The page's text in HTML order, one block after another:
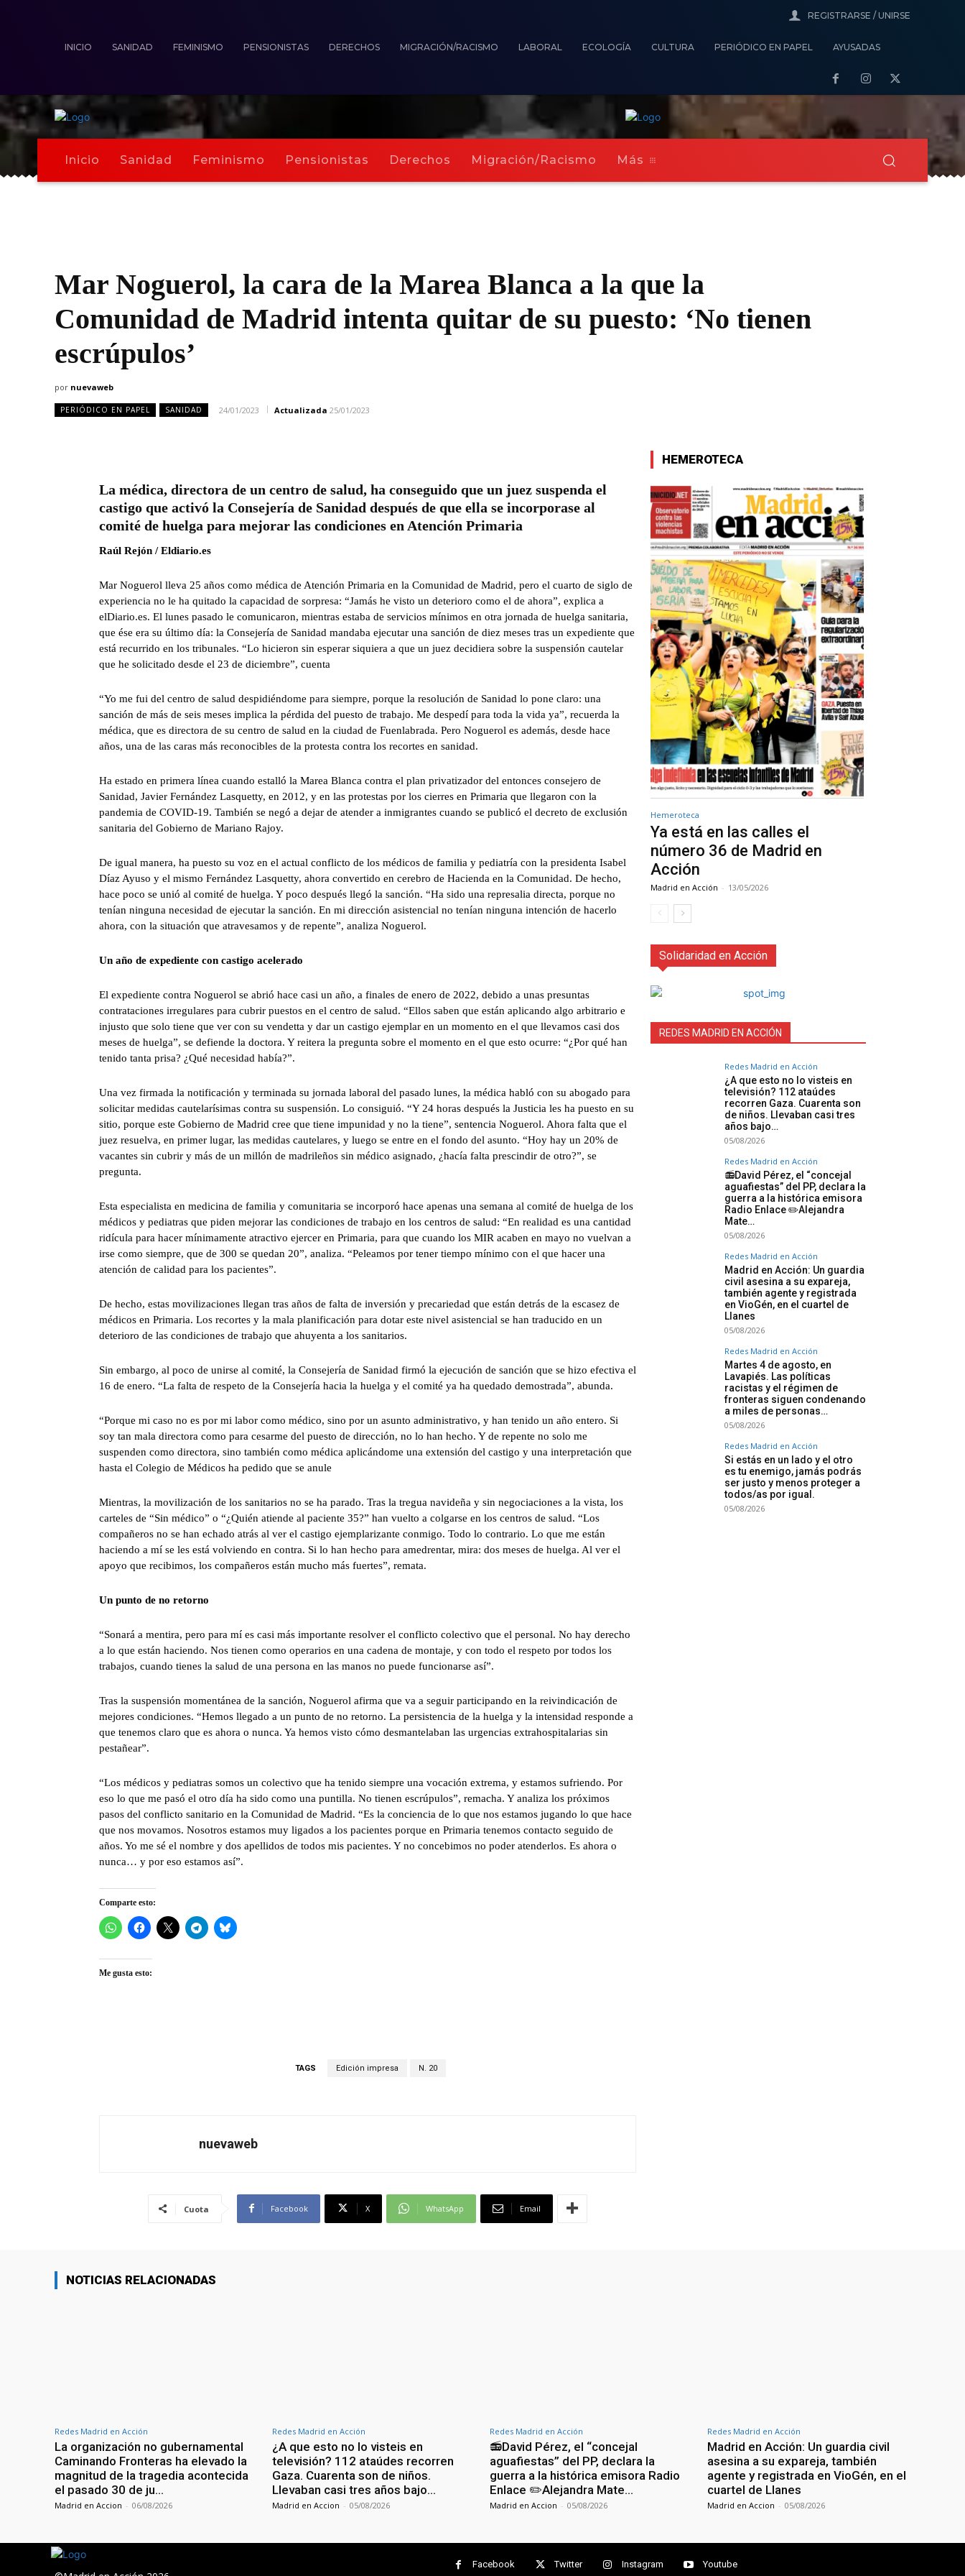
REGISTRARSE / UNIRSE
INICIO SANIDAD FEMINISMO PENSIONISTAS DERECHOS MIGRACIÓN/RACISMO LABORAL ECOLOGÍA CULTURA PERIÓDICO EN PAPEL AYUSADAS
Inicio Sanidad Feminismo Pensionistas Derechos Migración/Racismo Más
Mar Noguerol, la cara de la Marea Blanca a la que la
Comunidad de Madrid intenta quitar de su puesto: ‘No tienen
escrúpulos’
por nuevaweb
PERIÓDICO EN PAPEL SANIDAD 24/01/2023 Actualizada 25/01/2023
La médica, directora de un centro de salud, ha conseguido que un juez suspenda el
castigo que activó la Consejería de Sanidad después de que ella se incorporase al
comité de huelga para mejorar las condiciones en Atención Primaria
Raúl Rejón / Eldiario.es
Mar Noguerol lleva 25 años como médica de Atención Primaria en la Comunidad de Madrid, pero el cuarto de siglo de
experiencia no le ha quitado la capacidad de sorpresa: “Jamás he visto un deterioro como el de ahora”, explica a
elDiario.es. El lunes pasado le comunicaron, mientras estaba de servicios mínimos en otra jornada de huelga sanitaria,
que ése era su último día: la Consejería de Sanidad mandaba ejecutar una sanción de diez meses tras un expediente que
está recurrido en los tribunales. “Lo hicieron sin esperar siquiera a que un juez decidiera sobre la suspensión cautelar
que he solicitado desde el 23 de diciembre”, cuenta
“Yo me fui del centro de salud despidiéndome para siempre, porque la resolución de Sanidad lo pone claro: una
sanción de más de seis meses implica la pérdida del puesto de trabajo. Me despedí para toda la vida ya”, recuerda la
médica, que es directora de su centro de salud en la ciudad de Fuenlabrada. Pero Noguerol es además, desde hace
años, una de las caras más reconocibles de la protesta contra los recortes en sanidad.
Ha estado en primera línea cuando estalló la Marea Blanca contra el plan privatizador del entonces consejero de
Sanidad, Javier Fernández Lasquetty, en 2012, y en las protestas por los cierres en Primaria que llegaron con la
pandemia de COVID-19. También se negó a dejar de atender a inmigrantes cuando se publicó el decreto de exclusión
sanitaria del Gobierno de Mariano Rajoy.
De igual manera, ha puesto su voz en el actual conflicto de los médicos de familia y pediatría con la presidenta Isabel
Díaz Ayuso y el mismo Fernández Lasquetty, ahora convertido en cerebro de Hacienda en la Comunidad. De hecho,
hace poco se unió al comité de huelga. Y poco después llegó la sanción. “Ha sido una represalia directa, porque no
tenían ninguna necesidad de ejecutar la sanción. En mi dirección asistencial no tenían ninguna intención de hacerlo
ahora, con la situación que atravesamos y de repente”, analiza Noguerol.
Un año de expediente con castigo acelerado
El expediente contra Noguerol se abrió hace casi un año, a finales de enero de 2022, debido a unas presuntas
contrataciones irregulares para cubrir puestos en el centro de salud. “Ellos saben que están aplicando algo arbitrario e
injusto que solo tiene que ver con su vendetta y dar un castigo ejemplar en un momento en el que llevamos casi dos
meses de huelga”, se defiende la doctora. Y reitera la pregunta sobre el momento en el que esto ocurre: “¿Por qué han
tenido tanta prisa? ¿Qué necesidad había?”.
Una vez firmada la notificación y terminada su jornada laboral del pasado lunes, la médica habló con su abogado para
solicitar medidas cautelarísimas contra su suspensión. Lo consiguió. “Y 24 horas después la Justicia les ha puesto en su
sitio, porque este Gobierno de Madrid cree que tiene impunidad y no la tiene”, sentencia Noguerol. Ahora falta que el
juez resuelva, en primer lugar, las medidas cautelares, y luego se entre en el fondo del asunto. “Hoy hay un 20% de
vacantes sin cubrir y más de un millón de madrileños sin médico asignado, ¿hacía falta prescindir de otro?”, se
pregunta.
Esta especialista en medicina de familia y comunitaria se incorporó hace apenas una semana al comité de huelga de los
médicos y pediatras que piden mejorar las condiciones de trabajo en los centros de salud: “En realidad es una cantidad
ridícula para hacer mínimamente atractivo ejercer en Primaria, para que cuando los MIR acaben en mayo no vuelvan a
irse como siempre, que de 300 se quedan 20”, analiza. “Peleamos por tener tiempo mínimo con el que hacer una
atención de calidad para los pacientes”.
De hecho, estas movilizaciones llegan tras años de falta de inversión y precariedad que están detrás de la escasez de
médicos en Primaria. Los recortes y la mala planificación para dotar este nivel asistencial se han traducido en un
deterioro de las condiciones de trabajo que ahuyenta a los sanitarios.
Sin embargo, al poco de unirse al comité, la Consejería de Sanidad firmó la ejecución de sanción que se hizo efectiva el
16 de enero. “La falta de respeto de la Consejería hacia la huelga y el comité ya ha quedado demostrada”, abunda.
“Porque mi caso no es por mi labor como médico, sino por un asunto administrativo, y han tenido un año entero. Si
soy tan mala directora como para cesarme del puesto de dirección, no lo han hecho. Y de repente no solo me
suspenden como directora, sino también como médica aplicándome una extensión del castigo y una interpretación que
hasta el Colegio de Médicos ha pedido que se anule
Mientras, la movilización de los sanitarios no se ha parado. Tras la tregua navideña y sin negociaciones a la vista, los
carteles de “Sin médico” o “¿Quién atiende al paciente 35?” han vuelto a colgarse en los centros de salud. “Los
compañeros no se han echado atrás al ver el castigo ejemplarizante conmigo. Todo lo contrario. Lo que me están
haciendo a mí se les está volviendo en contra. Si lo han hecho para amedrentar, mira: dos meses de huelga. Al ver el
apoyo que recibimos, los compañeros están mucho más fuertes”, remata.
Un punto de no retorno
“Sonará a mentira, pero para mí es casi más importante resolver el conflicto colectivo que el personal. No hay derecho
a lo que están haciendo. Nos tienen como operarios en una cadena de montaje, y con todo el respeto por todos los
trabajos, cuando tienes la salud de una persona en las manos no puede funcionarse así”.
Tras la suspensión momentánea de la sanción, Noguerol afirma que va a seguir participando en la reivindicación de
mejores condiciones. “Hemos llegado a un punto de no retorno. La persistencia de la huelga y la intensidad responde a
que tenemos claro que es ahora o nunca. Ya hemos visto cómo desmantelaban las urgencias extrahospitalarias sin
pestañear”.
“Los médicos y pediatras somos un colectivo que ha tenido siempre una vocación extrema, y estamos sufriendo. Por
eso lo que me pasó el otro día ha sido como una puntilla. No tienen escrúpulos”, remacha. Y analiza los próximos
pasos del conflicto sanitario en la Comunidad de Madrid. “Es la conciencia de lo que nos estamos jugando lo que hace
que nos movamos. Nosotros estamos muy ligados a los pacientes porque en Primaria tenemos contacto seguido de
años. Yo me sé el nombre y dos apellidos de todos mis pacientes. Y no concebimos no poder atenderlos. Es ahora o
nunca… y por eso estamos así”.
Comparte esto:
Me gusta esto:
TAGS Edición impresa N. 20
nuevaweb
Cuota Facebook X WhatsApp Email
HEMEROTECA
Hemeroteca
Ya está en las calles el
número 36 de Madrid en
Acción
Madrid en Acción - 13/05/2026
Solidaridad en Acción
REDES MADRID EN ACCIÓN
Redes Madrid en Acción
¿A que esto no lo visteis en
televisión? 112 ataúdes
recorren Gaza. Cuarenta son
de niños. Llevaban casi tres
años bajo…
05/08/2026
Redes Madrid en Acción
📻David Pérez, el “concejal
aguafiestas” del PP, declara la
guerra a la histórica emisora
Radio Enlace ✏️Alejandra
Mate…
05/08/2026
Redes Madrid en Acción
Madrid en Acción: Un guardia
civil asesina a su expareja,
también agente y registrada
en VioGén, en el cuartel de
Llanes
05/08/2026
Redes Madrid en Acción
Martes 4 de agosto, en
Lavapiés. Las políticas
racistas y el régimen de
fronteras siguen condenando
a miles de personas…
05/08/2026
Redes Madrid en Acción
Si estás en un lado y el otro
es tu enemigo, jamás podrás
ser justo y menos proteger a
todos/as por igual.
05/08/2026
NOTICIAS RELACIONADAS
Redes Madrid en Acción
La organización no gubernamental
Caminando Fronteras ha elevado la
magnitud de la tragedia acontecida
el pasado 30 de ju…
Madrid en Accion - 06/08/2026
Redes Madrid en Acción
¿A que esto no lo visteis en
televisión? 112 ataúdes recorren
Gaza. Cuarenta son de niños.
Llevaban casi tres años bajo…
Madrid en Accion - 05/08/2026
Redes Madrid en Acción
📻David Pérez, el “concejal
aguafiestas” del PP, declara la
guerra a la histórica emisora Radio
Enlace ✏️Alejandra Mate…
Madrid en Accion - 05/08/2026
Redes Madrid en Acción
Madrid en Acción: Un guardia civil
asesina a su expareja, también
agente y registrada en VioGén, en el
cuartel de Llanes
Madrid en Accion - 05/08/2026
Facebook Twitter Instagram Youtube